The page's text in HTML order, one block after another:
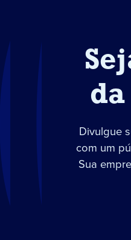
Divulgue
com um
Sua